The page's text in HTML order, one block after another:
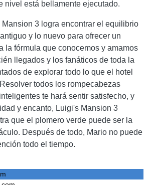
nivel está bellamente ejecutado.
3 logra encontrar el equilibrio
y lo nuevo para ofrecer un
la fórmula que conocemos y amamos
llegados y los fanáticos de toda la
de explorar todo lo que el hotel
todos los rompecabezas
te hará sentir satisfecho, y
y encanto, Luigi's Mansion 3
que el plomero verde puede ser la
Después de todo, Mario no puede
todo el tiempo.